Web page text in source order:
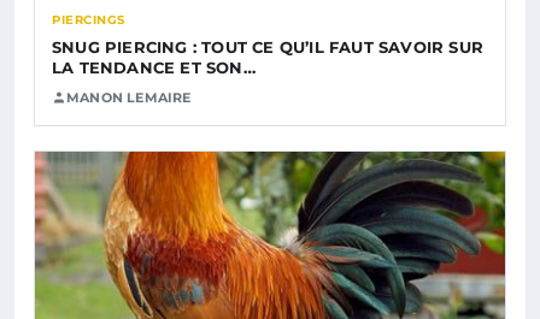
PIERCINGS
SNUG PIERCING : TOUT CE QU’IL FAUT SAVOIR SUR
LA TENDANCE ET SON…
MANON LEMAIRE